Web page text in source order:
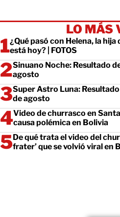
LO MÁS
¿Qué pasó con Helena, la
está hoy? | FOTOS
Sinuano Noche: Resultado
agosto
Super Astro Luna:
de agosto
Video de churrasco en
causa polémica en Bolivia
De qué trata el video del
frater’ que se volvió viral en